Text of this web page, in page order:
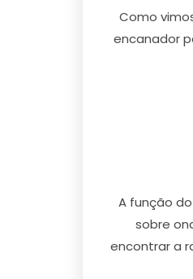
Como
encanador
A função
sobre
encontrar a